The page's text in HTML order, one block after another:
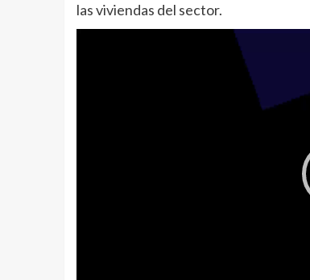
las viviendas del sector.